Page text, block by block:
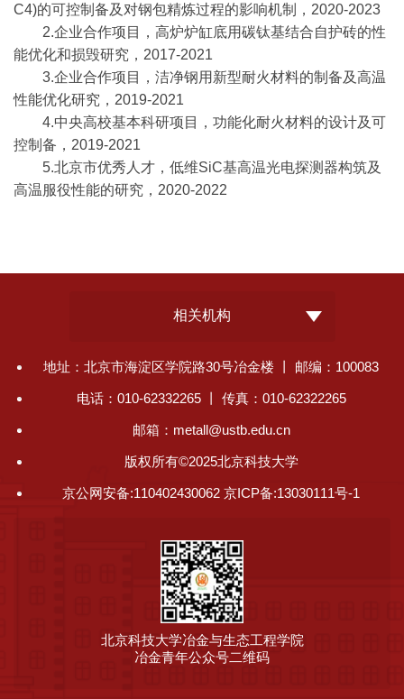
C4)的可控制备及对钢包精炼过程的影响机制，2020-2023
2.企业合作项目，高炉炉缸底用碳钛基结合自护砖的性
能优化和损毁研究，2017-2021
3.企业合作项目，洁净钢用新型耐火材料的制备及高温
性能优化研究，2019-2021
4.中央高校基本科研项目，功能化耐火材料的设计及可
控制备，2019-2021
5.北京市优秀人才，低维SiC基高温光电探测器构筑及
高温服役性能的研究，2020-2022
相关机构
地址：北京市海淀区学院路30号冶金楼 丨 邮编：100083
电话：010-62332265 丨 传真：010-62322265
邮箱：metall@ustb.edu.cn
版权所有©2025北京科技大学
京公网安备:110402430062 京ICP备:13030111号-1
北京科技大学冶金与生态工程学院
冶金青年公众号二维码